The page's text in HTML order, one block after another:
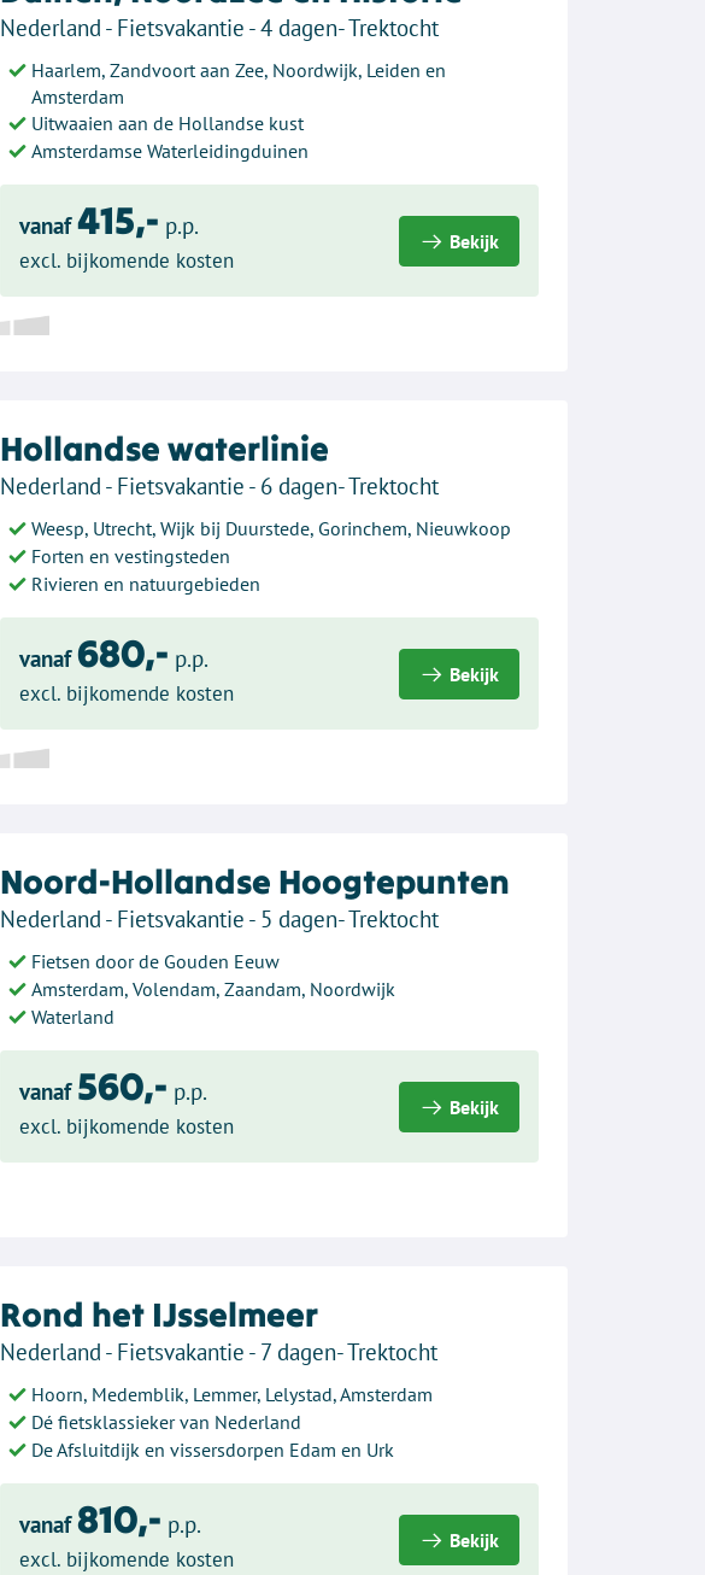
Nederland - Fietsvakantie - 4 dagen- Trektocht
Haarlem, Zandvoort aan Zee, Noordwijk, Leiden en
Amsterdam
Uitwaaien aan de Hollandse kust
Amsterdamse Waterleidingduinen
vanaf 415,- p.p.
excl. bijkomende kosten
Bekijk
Hollandse waterlinie
Nederland - Fietsvakantie - 6 dagen- Trektocht
Weesp, Utrecht, Wijk bij Duurstede, Gorinchem, Nieuwkoop
Forten en vestingsteden
Rivieren en natuurgebieden
vanaf 680,- p.p.
excl. bijkomende kosten
Bekijk
Noord-Hollandse Hoogtepunten
Nederland - Fietsvakantie - 5 dagen- Trektocht
Fietsen door de Gouden Eeuw
Amsterdam, Volendam, Zaandam, Noordwijk
Waterland
vanaf 560,- p.p.
excl. bijkomende kosten
Bekijk
Rond het IJsselmeer
Nederland - Fietsvakantie - 7 dagen- Trektocht
Hoorn, Medemblik, Lemmer, Lelystad, Amsterdam
Dé fietsklassieker van Nederland
De Afsluitdijk en vissersdorpen Edam en Urk
vanaf 810,- p.p.
excl. bijkomende kosten
Bekijk